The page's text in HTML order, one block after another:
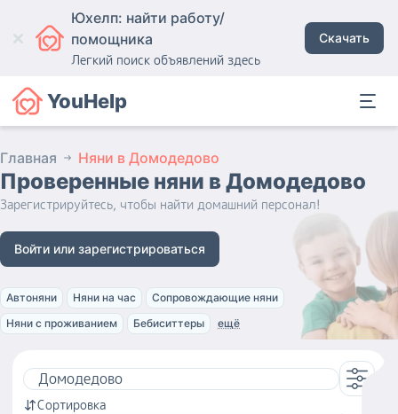
Юхелп: найти работу/
помощника
Легкий поиск объявлений здесь
Скачать
YouHelp
Главная Няни в Домодедово
Проверенные няни в Домодедово
Зарегистрируйтесь, чтобы найти домашний персонал!
Войти или зарегистрироваться
Автоняни Няни на час
Сопровождающие няни
Няни с проживанием
Бебиситтеры ещё
Сортировка